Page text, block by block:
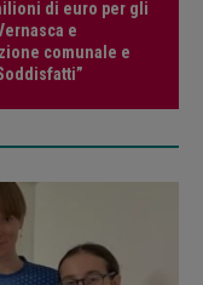
di euro per gli
e
comunale e